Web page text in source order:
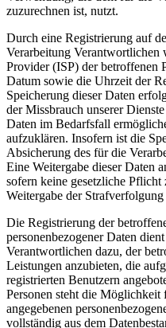
zuzurechnen ist, nutzt.
Durch eine Registrierung auf
Verarbeitung
Provider (ISP) der betroffenen
Datum sowie die Uhrzeit der
Speicherung dieser Daten
der Missbrauch unserer
Daten im Bedarfsfall
aufzuklären. Insofern ist die
Absicherung des für die
Eine Weitergabe dieser Daten
sofern keine gesetzliche Pflicht
Weitergabe der Strafverfolgung
Die Registrierung der
personenbezogener Daten
Verantwortlichen dazu, der
Leistungen anzubieten, die
registrierten Benutzern
Personen steht die
angegebenen
vollständig aus dem